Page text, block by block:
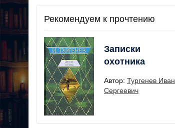
Рекомендуем к прочтению
Записки
охотника
Автор: Тургенев Иван
Сергеевич